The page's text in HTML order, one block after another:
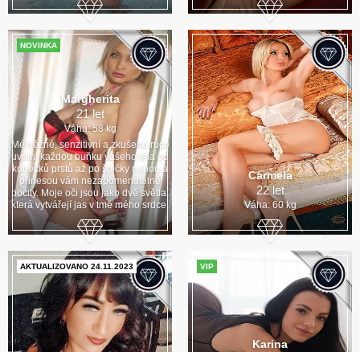
NOVINKA
Margherita
21 let
Váha: 58 kg
Mé něžné, senzitivní a zkušené ruce
uvolní každou buňku vašeho těla od
konečků prstů až po špičky nohou a
přinesou vám nezapomenutelné
pocity. Moje oči jsou jako dvě světla,
která vytvářejí jas v tmě mého srdce.
Carmela
22 let
Váha: 60 kg
AKTUALIZOVANO 24.11.2023 VIP
Karina